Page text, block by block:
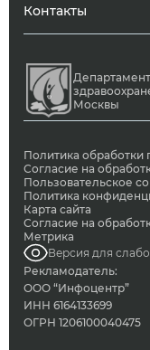
Контакты
Департамент
Москвы
Политика обработки
Согласие на
Пользовательское
Политика
Карта сайта
Согласие на
Метрика
Версия для
Рекламодатель:
ООО “Инфоцентр”
ИНН 6164133699
ОГРН 1206100040475